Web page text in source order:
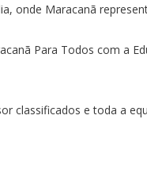
onde Maracanã
Para Todos com a
classificados e toda a